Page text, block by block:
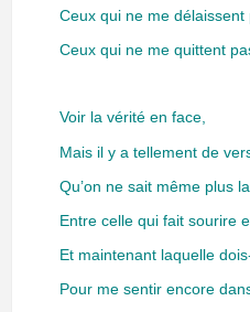
Ceux qui ne me délaissent
Ceux qui ne me quittent
Voir la vérité en face,
Mais il y a tellement de
Qu’on ne sait même plus
Entre celle qui fait sourire
Et maintenant laquelle
Pour me sentir encore